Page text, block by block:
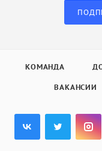
КОМАНДА
ВАКАНСИИ